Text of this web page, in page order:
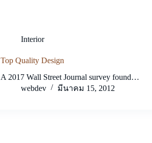
Interior
Top Quality Design
A 2017 Wall Street Journal survey found…
webdev
มีนาคม 15, 2012